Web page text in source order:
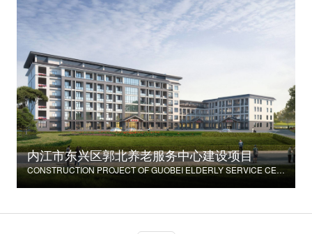
内江市东兴区郭北养老服务中心建设项目
CONSTRUCTION PROJECT OF GUOBEI ELDERLY SERVICE CENTER IN DONGXING DISTRICT, NEIJIANG CITY